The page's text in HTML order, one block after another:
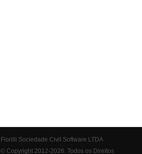
Fiorilli Sociedade Civil Software LTDA
© Copyright 2012-2026. Todos os Direitos